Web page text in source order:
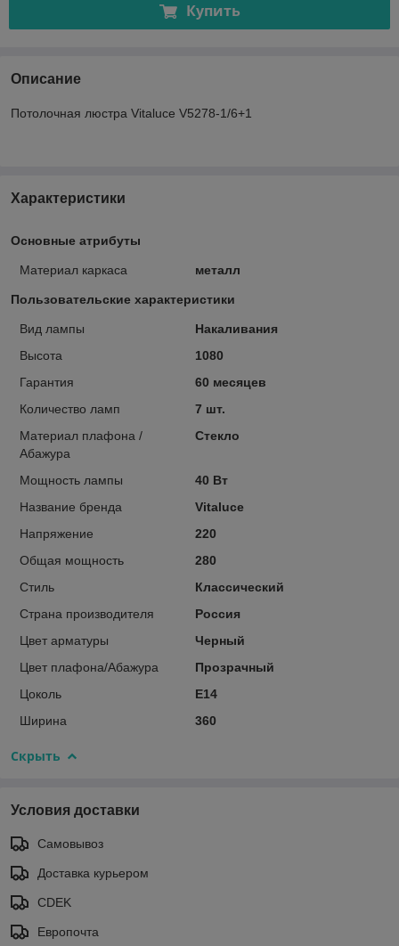
Купить
Описание
Потолочная люстра Vitaluce V5278-1/6+1
Характеристики
Основные атрибуты
Материал каркаса металл
Пользовательские характеристики
Вид лампы
Накаливания
Высота
1080
Гарантия
60 месяцев
Количество ламп
7 шт.
Материал плафона /
Абажура
Стекло
Мощность лампы
40 Вт
Название бренда
Vitaluce
Напряжение
220
Общая мощность
280
Стиль
Классический
Страна производителя
Россия
Цвет арматуры
Черный
Цвет плафона/Абажура
Прозрачный
Цоколь
E14
Ширина
360
Скрыть
Условия доставки
Самовывоз
Доставка курьером
CDEK
Европочта